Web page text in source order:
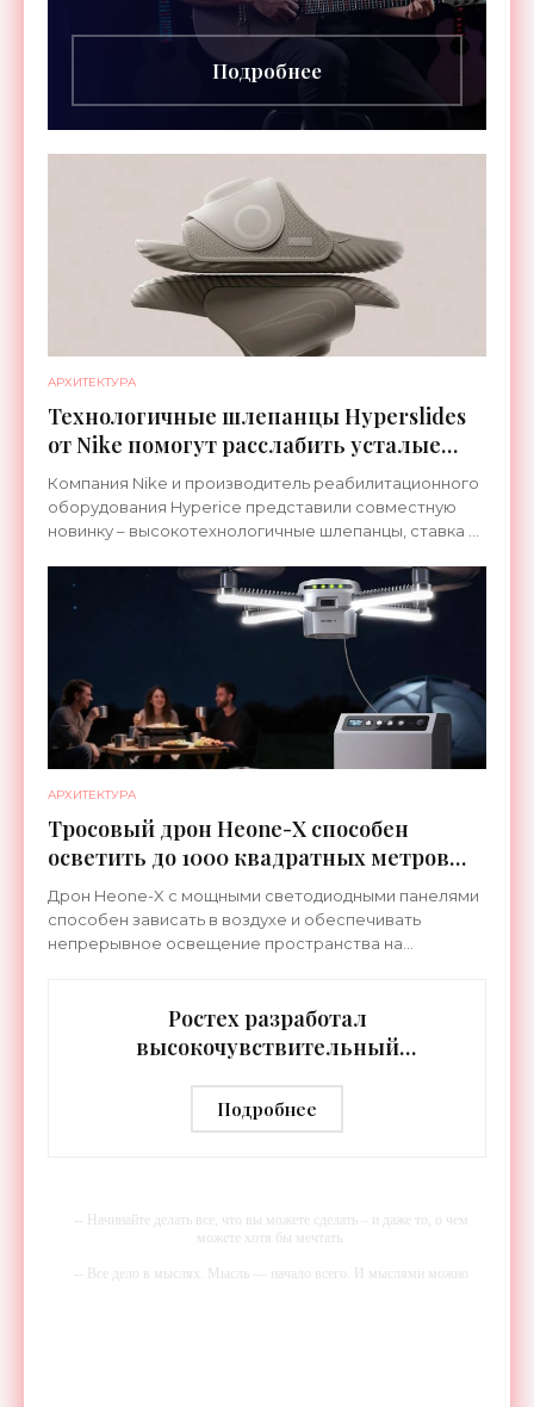
инструментов – встроенная RGB-подсветка
грифа. Светодиоды
Подробнее
АРХИТЕКТУРА
Технологичные шлепанцы Hyperslides
от Nike помогут расслабить усталые
ноги после тренировки - «Гаджеты»
Компания Nike и производитель реабилитационного
оборудования Hyperice представили совместную
новинку – высокотехнологичные шлепанцы, ставка в
АРХИТЕКТУРА
Тросовый дрон Heone-X способен
осветить до 1000 квадратных метров
земли - «Беспилотники»
Дрон Heone-X с мощными светодиодными панелями
способен зависать в воздухе и обеспечивать
непрерывное освещение пространства на
Ростех разработал
высокочувствительный
дальностью распознавания до 2 км
- «Гаджеты»
Подробнее
-- Начинайте делать все, что вы можете сделать – и даже то, о чем
можете хотя бы мечтать.
-- Все дело в мыслях. Мысль — начало всего. И мыслями можно